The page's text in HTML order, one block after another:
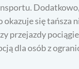
okazuje się tańsza
przejazdy
dla osób z